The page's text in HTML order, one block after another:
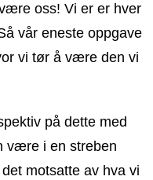
oss! Vi er er hver
vår eneste oppgave
vi tør å være den vi
på dette med
være i en streben
motsatte av hva vi